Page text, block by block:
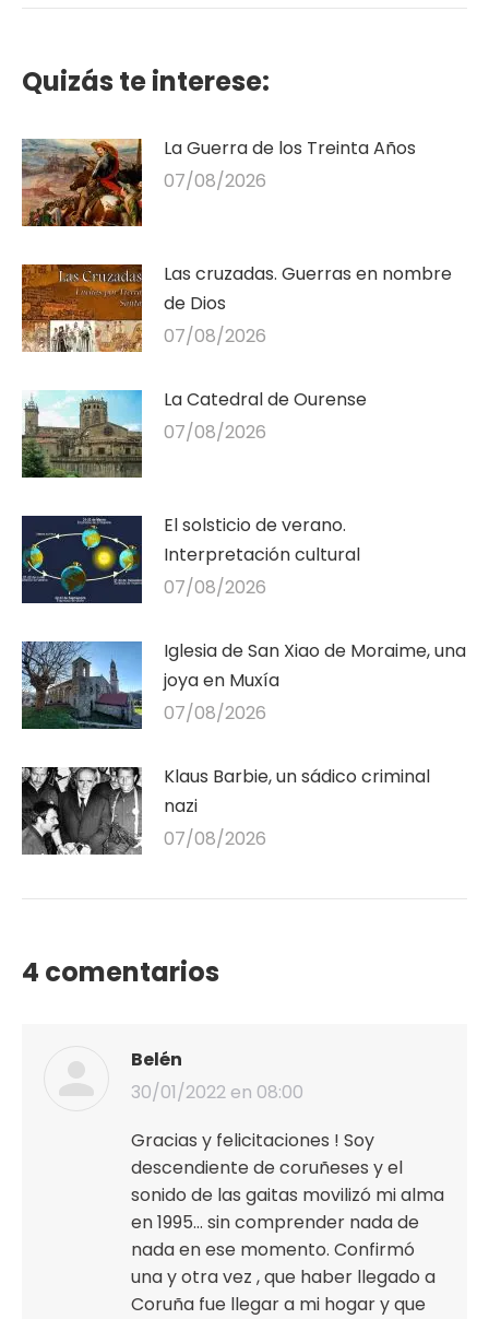
Quizás te interese:
La Guerra de los Treinta Años
07/08/2026
Las cruzadas. Guerras en nombre
de Dios
07/08/2026
La Catedral de Ourense
07/08/2026
El solsticio de verano.
Interpretación cultural
07/08/2026
Iglesia de San Xiao de Moraime, una
joya en Muxía
07/08/2026
Klaus Barbie, un sádico criminal
nazi
07/08/2026
4 comentarios
Belén
dice:
30/01/2022 en 08:00
Gracias y felicitaciones ! Soy
descendiente de coruñeses y el
sonido de las gaitas movilizó mi alma
en 1995… sin comprender nada de
nada en ese momento. Confirmó
una y otra vez , que haber llegado a
Coruña fue llegar a mi hogar y que